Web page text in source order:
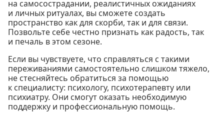
на самосострадании, реалистичных ожиданиях
и личных ритуалах, вы сможете создать
пространство как для скорби, так и для связи.
Позвольте себе честно признать как радость, так
и печаль в этом сезоне.
Если вы чувствуете, что справляться с такими
переживаниями самостоятельно слишком тяжело,
не стесняйтесь обратиться за помощью
к специалисту: психологу, психотерапевту или
психиатру. Они смогут оказать необходимую
поддержку и профессиональную помощь.